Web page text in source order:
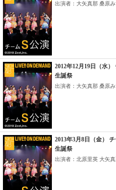
出演者：大矢真那 桑原み
2012年12月19日（水
生誕祭
出演者：大矢真那 桑原み
2013年3月8日（金）
生誕祭
出演者：北原里英 大矢真